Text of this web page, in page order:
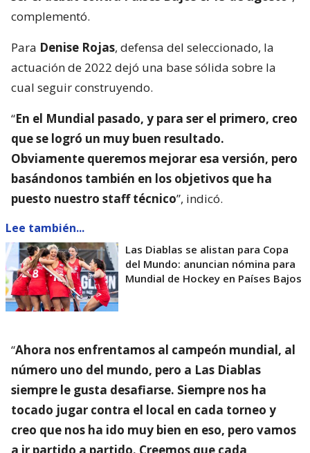
complementó.
Para Denise Rojas, defensa del seleccionado, la
actuación de 2022 dejó una base sólida sobre la
cual seguir construyendo.
“En el Mundial pasado, y para ser el primero, creo
que se logró un muy buen resultado.
Obviamente queremos mejorar esa versión, pero
basándonos también en los objetivos que ha
puesto nuestro staff técnico”, indicó.
Lee también...
Las Diablas se alistan para Copa
del Mundo: anuncian nómina para
Mundial de Hockey en Países Bajos
“Ahora nos enfrentamos al campeón mundial, al
número uno del mundo, pero a Las Diablas
siempre le gusta desafiarse. Siempre nos ha
tocado jugar contra el local en cada torneo y
creo que nos ha ido muy bien en eso, pero vamos